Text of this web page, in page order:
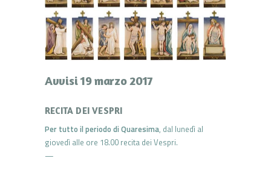
Avvisi 19 marzo 2017
RECITA DEI VESPRI
Per tutto il periodo di Quaresima, dal lunedì al
giovedì alle ore 18.00 recita dei Vespri.
—